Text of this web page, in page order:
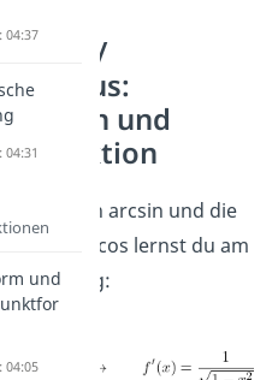
/
und
von arcsin und die
von arccos lernst du am
auswendig:
04:37
und
04:05